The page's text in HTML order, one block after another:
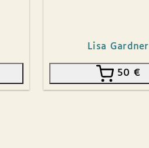
Lisa Gardner
50 €